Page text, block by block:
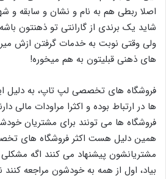
اصلا ربطی هم به نام و نشان و سابقه و
شاید یک برندی از گارانتی تو ذهنتون
ولی وقتی نوبت به خدمات گرفتن ازش
های ذهنی قبلیتون به هم میخوره!
فروشگاه های تخصصی لپ تاپ، به دلیل
ها در ارتباط بوده و اکثرا مراودات مالی
فروشگاه ها می تونند برای مشتریان
همین دلیل هست اکثر فروشگاه های
مشتریانشون پیشنهاد می کنند اگه
بیاد، اول از همه به خودشون مراجعه کنند